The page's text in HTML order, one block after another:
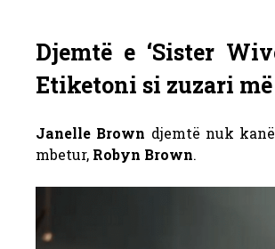
Djemtë e ‘Sister
Etiketoni si zuzari
Janelle Brown djemtë nuk
mbetur, Robyn Brown.